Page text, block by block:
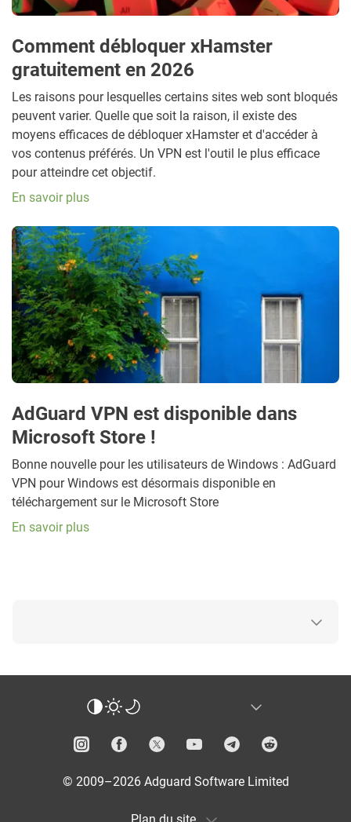
Comment débloquer xHamster
gratuitement en 2026
Les raisons pour lesquelles certains sites web sont bloqués
peuvent varier. Quelle que soit la raison, il existe des
moyens efficaces de débloquer xHamster et d'accéder à
vos contenus préférés. Un VPN est l'outil le plus efficace
pour atteindre cet objectif.
En savoir plus
AdGuard VPN est disponible dans
Microsoft Store !
Bonne nouvelle pour les utilisateurs de Windows : AdGuard
VPN pour Windows est désormais disponible en
téléchargement sur le Microsoft Store
En savoir plus
© 2009–2026 Adguard Software Limited